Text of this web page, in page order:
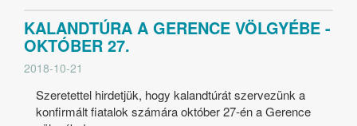
KALANDTÚRA A GERENCE VÖLGYÉBE -
OKTÓBER 27.
2018-10-21
Szeretettel hirdetjük, hogy kalandtúrát szervezünk a
konfirmált fiatalok számára október 27-én a Gerence